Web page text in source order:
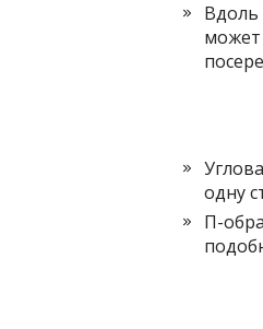
Вдоль
может
одну
П-